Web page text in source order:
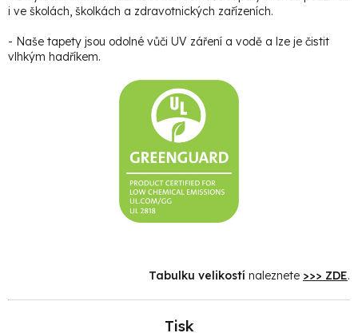
i ve školách, školkách a zdravotnických zařízeních.
- Naše tapety jsou odolné vůči UV záření a vodě a lze je čistit
vlhkým hadříkem.
Tabulku velikostí naleznete >>> ZDE.
Tisk